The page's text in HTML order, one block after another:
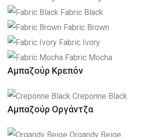
Fabric Black
Fabric Brown
Fabric Ivory
Fabric Mocha
Αμπαζούρ Κρεπόν
Creponne Black
Αμπαζούρ Οργάντζα
Organdy Beige